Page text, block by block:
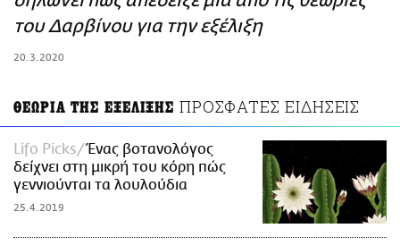
ΑΜΠΑ
του Δαρβίνου για την εξέλιξη
20.3.2020
ΘΕΩΡΙΑ ΤΗΣ ΕΞΕΛΙΞΗΣ ΠΡΟΣΦΑΤΕΣ ΕΙΔΗΣΕΙΣ
Lifo Picks
Ένας βοτανολόγος
δείχνει στη μικρή του κόρη πώς
γεννιούνται τα λουλούδια
25.4.2019